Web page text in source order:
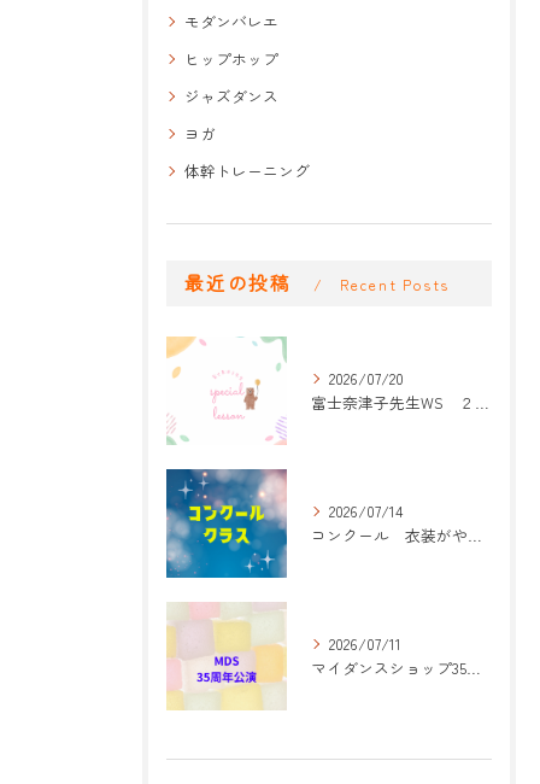
モダンバレエ
ヒップホップ
ジャズダンス
ヨガ
体幹トレーニング
最近の投稿 Recent Posts
2026/07/20
富士奈津子先生WS ２回目
2026/07/14
コンクール 衣装がやって来た！
2026/07/11
マイダンスショップ35周年記念公演 振付開始